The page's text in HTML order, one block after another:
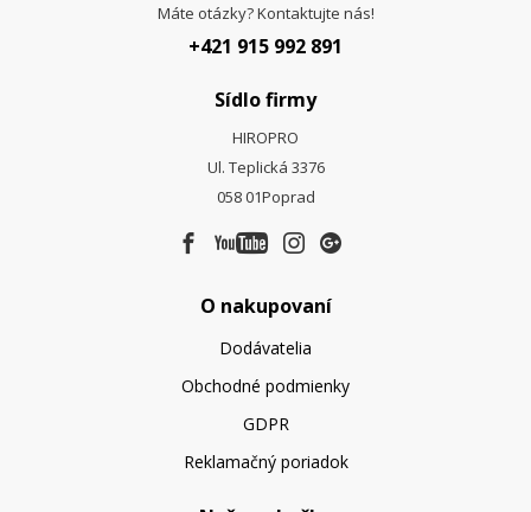
Máte otázky? Kontaktujte nás!
+421 915 992 891
Sídlo firmy
HIROPRO
Ul. Teplická 3376
058 01Poprad
O nakupovaní
Dodávatelia
Obchodné podmienky
GDPR
Reklamačný poriadok